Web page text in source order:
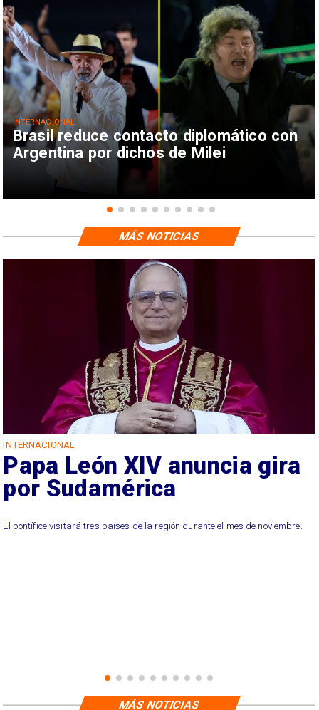
Brasil reduce contacto diplomático con
Argentina por dichos de Milei
INTERNACIONAL
INTERNACIONAL
Papa León XIV anuncia gira
por Sudamérica
El pontífice visitará tres países de la región durante el mes de noviembre.
MÁS NOTICIAS
MÁS NOTICIAS